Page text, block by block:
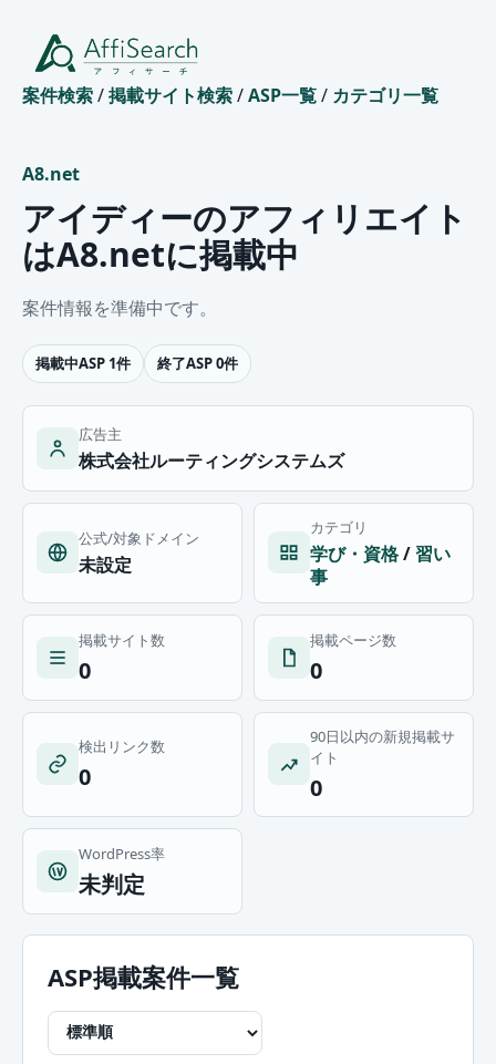
案件検索/掲載サイト検索/ASP一覧/ カテゴリ一覧
A8.net
アイディーのアフィリエイト
はA8.netに掲載中
案件情報を準備中です。
掲載中ASP 1件 終了ASP 0件
広告主
株式会社ルーティングシステムズ
公式/対象ドメイン
未設定
カテゴリ
学び・資格/習い
事
掲載サイト数
0
掲載ページ数
0
検出リンク数
0
90日以内の新規掲載サ
イト
0
WordPress率
未判定
ASP掲載案件一覧